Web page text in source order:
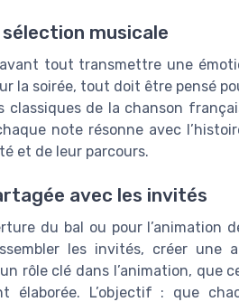
musicale
tout transmettre une
la soirée, tout doit être pensé
classiques de la chanson
note résonne avec
et de leur parcours.
avec les invités
du bal ou pour l’animation
les invités, créer une
rôle clé dans l’animation, que
élaborée. L’objectif : que